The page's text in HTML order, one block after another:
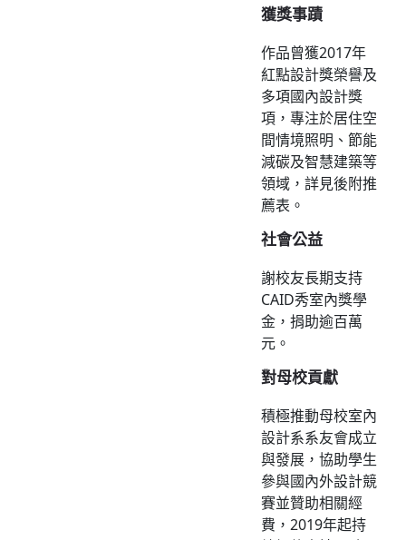
獲獎事蹟
作品曾獲2017年
紅點設計獎榮譽及
多項國內設計獎
項，專注於居住空
間情境照明、節能
減碳及智慧建築等
領域，詳見後附推
薦表。
社會公益
謝校友長期支持
CAID秀室內獎學
金，捐助逾百萬
元。
對母校貢獻
積極推動母校室內
設計系系友會成立
與發展，協助學生
參與國內外設計競
賽並贊助相關經
費，2019年起持